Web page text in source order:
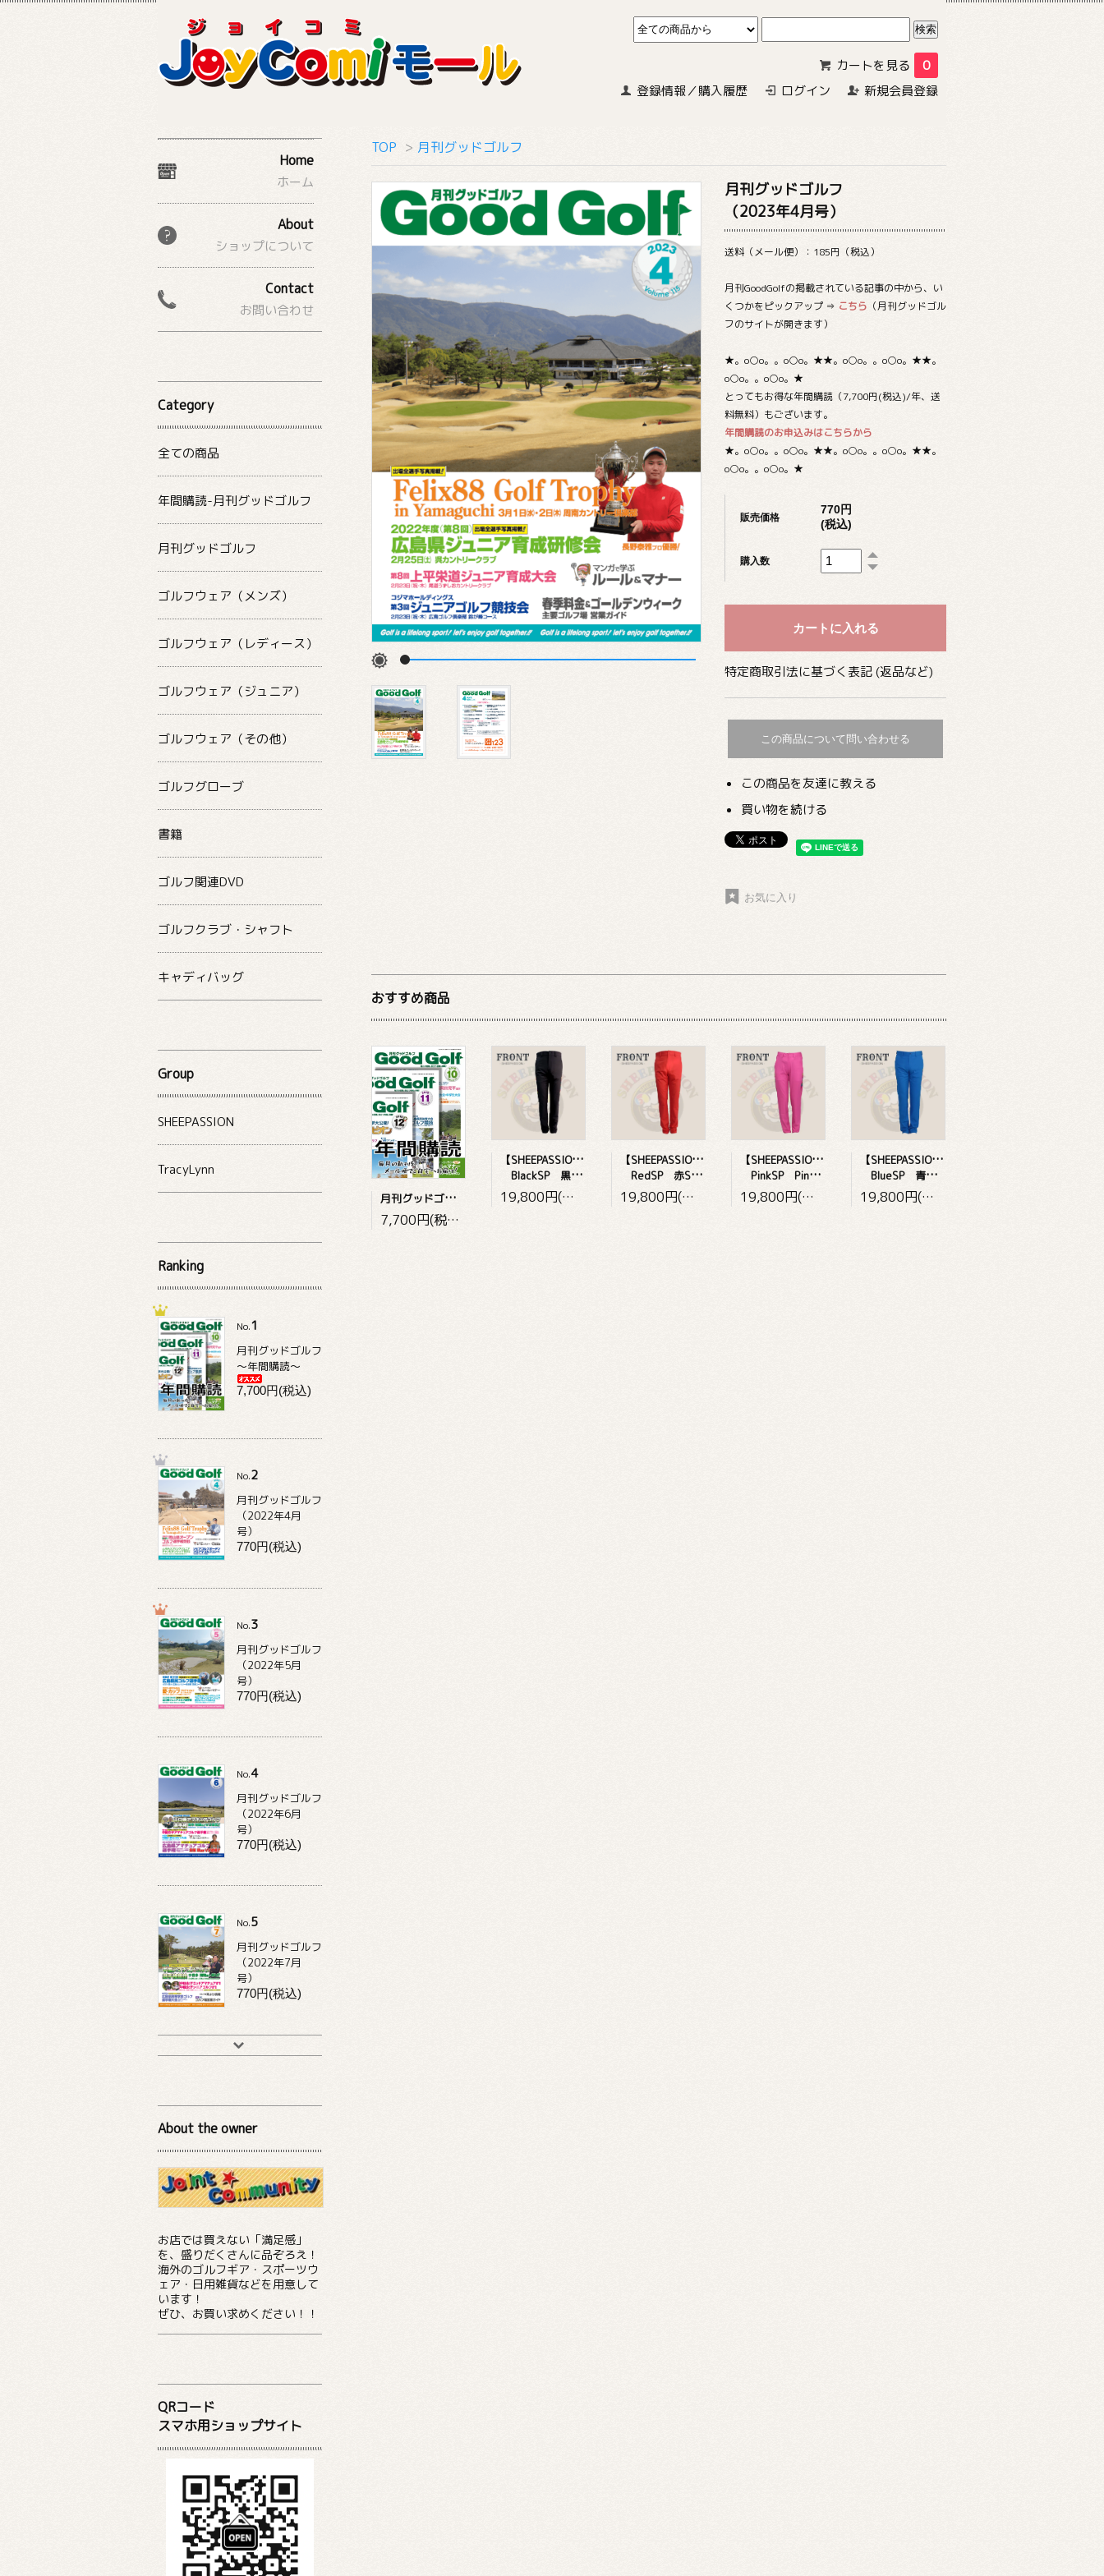
カートを見る
0
登録情報／購入履歴
ログイン 新規会員登録
TOP > 月刊グッドゴルフ
月刊グッドゴルフ
（2023年4月号）
送料（メール便）：185円（税込）
月刊GoodGolfの掲載されている記事の中から、い
くつかをピックアップ ⇒ こちら （月刊グッドゴル
フのサイトが開きます）
★。o○o。。o○o。★★。o○o。。o○o。★★。
o○o。。o○o。★
とってもお得な年間購読（7,700円(税込)/年、送
料無料）もございます。
年間購読のお申込みはこちらから
★。o○o。。o○o。★★。o○o。。o○o。★★。
o○o。。o○o。★
販売価格
770円
(税込)
購入数
特定商取引法に基づく表記 (返品など)
この商品について問い合わせる
この商品を友達に教える
買い物を続ける
お気に入り
おすすめ商品
月
刊グッドゴルフ ～年間購読～
7,700円(税込)
【
SHEEPASSION・メンズ】
BlackSP 黒Sheepassion
19,800円(税込)
【
SHEEPASSION・メンズ】
RedSP 赤Sheepassion
19,800円(税込)
【
SHEEPASSION・レディース】
PinkSP PinkSheepassion
19,800円(税込)
【
SHEEPASSION・メンズ】
BlueSP 青Sheepassion
19,800円(税込)
Home
ホーム
About
ショップについて
Contact
お問い合わせ
Category
全ての商品
年間購読-月刊グッドゴルフ
月刊グッドゴルフ
ゴルフウェア（メンズ）
ゴルフウェア（レディース）
ゴルフウェア（ジュニア）
ゴルフウェア（その他）
ゴルフグローブ
書籍
ゴルフ関連DVD
ゴルフクラブ・シャフト
キャディバッグ
Group
SHEEPASSION
TracyLynn
Ranking
No.1
月刊グッドゴルフ
～年間購読～
7,700円(税込)
No.2
月刊グッドゴルフ
（2022年4月
号）
770円(税込)
No.3
月刊グッドゴルフ
（2022年5月
号）
770円(税込)
No.4
月刊グッドゴルフ
（2022年6月
号）
770円(税込)
No.5
月刊グッドゴルフ
（2022年7月
号）
770円(税込)
About the owner
お店では買えない「満足感」
を、盛りだくさんに品ぞろえ！
海外のゴルフギア・スポーツウ
ェア・日用雑貨などを用意して
います！
ぜひ、お買い求めください！！
QRコード
スマホ用ショップサイト